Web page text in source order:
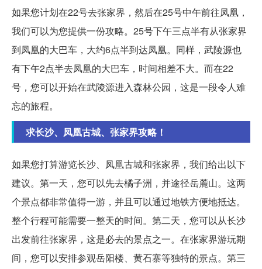
如果您计划在22号去张家界，然后在25号中午前往凤凰，
我们可以为您提供一份攻略。25号下午三点半有从张家界
到凤凰的大巴车，大约6点半到达凤凰。同样，武陵源也
有下午2点半去凤凰的大巴车，时间相差不大。而在22
号，您可以开始在武陵源进入森林公园，这是一段令人难
忘的旅程。
求长沙、凤凰古城、张家界攻略！
如果您打算游览长沙、凤凰古城和张家界，我们给出以下
建议。第一天，您可以先去橘子洲，并途径岳麓山。这两
个景点都非常值得一游，并且可以通过地铁方便地抵达。
整个行程可能需要一整天的时间。第二天，您可以从长沙
出发前往张家界，这是必去的景点之一。在张家界游玩期
间，您可以安排参观岳阳楼、黄石寨等独特的景点。第三